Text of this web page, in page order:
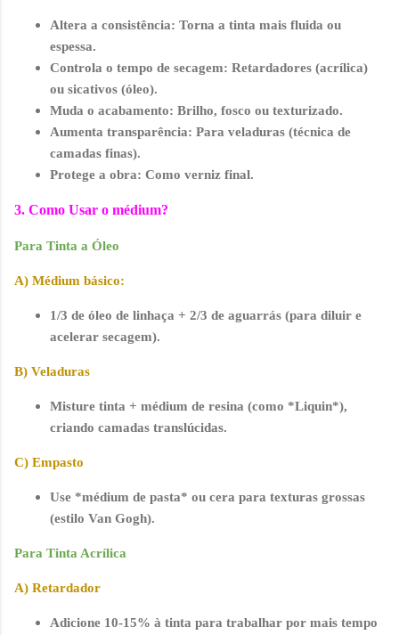
Altera a consistência: Torna a tinta mais fluida ou
espessa.
Controla o tempo de secagem: Retardadores (acrílica)
ou sicativos (óleo).
Muda o acabamento: Brilho, fosco ou texturizado.
Aumenta transparência: Para veladuras (técnica de
camadas finas).
Protege a obra: Como verniz final.
3. Como Usar o médium?
Para Tinta a Óleo
A) Médium básico:
1/3 de óleo de linhaça + 2/3 de aguarrás (para diluir e
acelerar secagem).
B) Veladuras
Misture tinta + médium de resina (como *Liquin*),
criando camadas translúcidas.
C) Empasto
Use *médium de pasta* ou cera para texturas grossas
(estilo Van Gogh).
Para Tinta Acrílica
A) Retardador
Adicione 10-15% à tinta para trabalhar por mais tempo